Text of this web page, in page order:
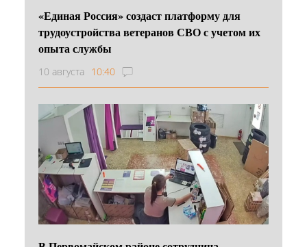
«Единая Россия» создаст платформу для
трудоустройства ветеранов СВО с учетом их
опыта службы
10 августа 10:40